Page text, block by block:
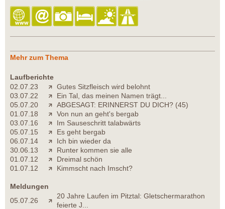
Mehr zum Thema
Laufberichte
02.07.23
Gutes Sitzfleisch wird belohnt
03.07.22
Ein Tal, das meinen Namen trägt...
05.07.20
ABGESAGT: ERINNERST DU DICH? (45)
01.07.18
Von nun an geht's bergab
03.07.16
Im Sauseschritt talabwärts
05.07.15
Es geht bergab
06.07.14
Ich bin wieder da
30.06.13
Runter kommen sie alle
01.07.12
Dreimal schön
01.07.12
Kimmscht nach Imscht?
Meldungen
05.07.26
20 Jahre Laufen im Pitztal: Gletschermarathon
feierte J...